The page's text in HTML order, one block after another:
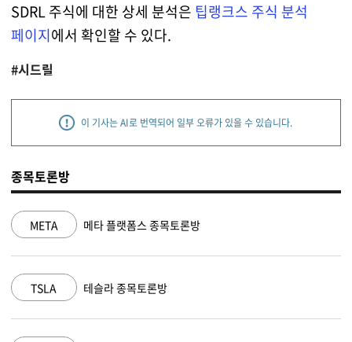
SDRL 주식에 대한 상세 분석은 팁랭크스 주식 분석
페이지에서 확인할 수 있다.
#시드릴
이 기사는 AI로 번역되어 일부 오류가 있을 수 있습니다.
종목토론방
NVDA